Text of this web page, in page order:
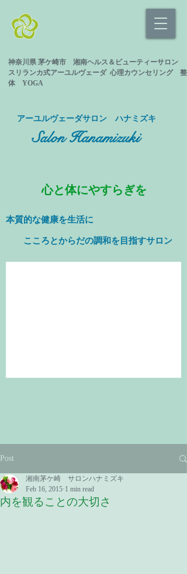
神奈川県 茅ケ崎市 湘南ヘルス＆ビューティーサロン
スリランカ式アーユルヴェーダ 心理カウンセリング 整
体 YOGA
​アーユルヴェーダサロン ハナミズキ
Salon Hanamizuki
心と体にやすらぎを
本質的な健康を生活に
​ こころとからだの調和を目指すサロン
Post
内を観ることの大切さ
湘南茅ケ崎 サロンハナミズキ
Feb 16, 2015 1 min read